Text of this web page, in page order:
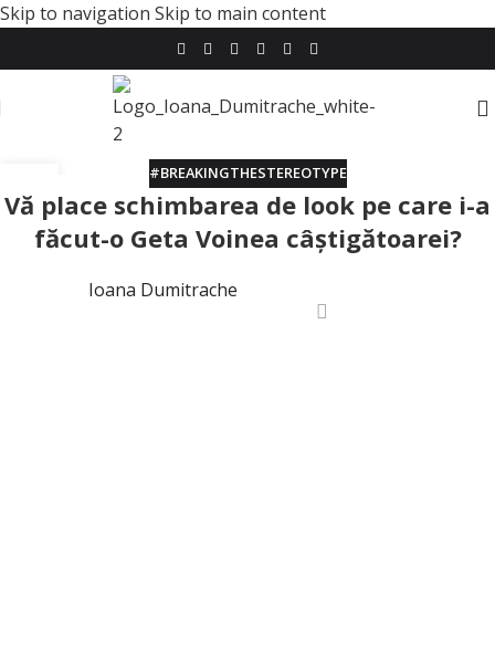
Skip to navigation Skip to main content
APR.
#BREAKINGTHESTEREOTYPE
Vă place schimbarea de look pe care i-a
făcut-o Geta Voinea câştigătoarei?
Ioana Dumitrache